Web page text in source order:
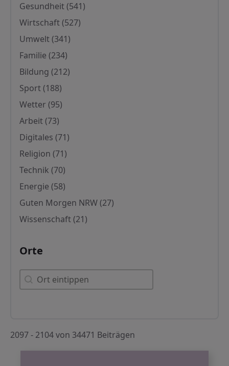
Gesundheit(541)
Wirtschaft(527)
Umwelt(341)
Familie (234)
Bildung (212)
Sport(188)
Wetter (95)
Arbeit(73)
Digitales (71)
Religion (71)
Technik (70)
Energie (58)
Guten Morgen NRW(27)
Wissenschaft(21)
Orte
Orte
Orte
2097 - 2104 von 34471 Beiträgen